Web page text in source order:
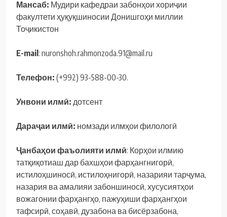
Мансаб: Мудири кафедраи забонҳои хориҷии
факултети ҳуқуқшиносии Донишгоҳи миллии
Тоҷикистон
E-mail : nuronshoh.rahmonzoda.91@mail.ru
Телефон: (+992) 93-588-00-30.
Унвони илмӣ: дотсент
Дараҷаи илмӣ: номзади илмҳои филологӣ
Ҷанбаҳои фаъолияти илмӣ: Корҳои илмию
татқиқотиаш дар бахшҳои фарҳангнигорӣ,
истилоҳшиносӣ, истилоҳнигорӣ, назарияи тарҷума,
назария ва амалияи забоншиносӣ, хусусиятҳои
вожагонии фарҳангҳо, пажуҳиши фарҳангҳои
тафсирӣ, соҳавӣ, дузабона ва бисёрзабона,